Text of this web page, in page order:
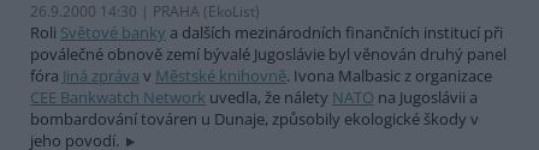
26.9.2000 14:30 | PRAHA (EkoList)
Roli Světové banky a dalších mezinárodních finančních institucí při
poválečné obnově zemí bývalé Jugoslávie byl věnován druhý panel
fóra Jiná zpráva v Městské knihovně. Ivona Malbasic z organizace
CEE Bankwatch Network uvedla, že nálety NATO na Jugoslávii a
bombardování továren u Dunaje, způsobily ekologické škody v
jeho povodí.